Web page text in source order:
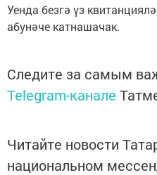
Уенда безгә үз
абунәче катнашачак.
Следите за самым
Telegram-канале
Читайте новости
национальном